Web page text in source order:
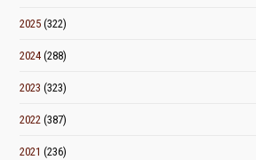
2025 (322)
2024 (288)
2023 (323)
2022 (387)
2021 (236)